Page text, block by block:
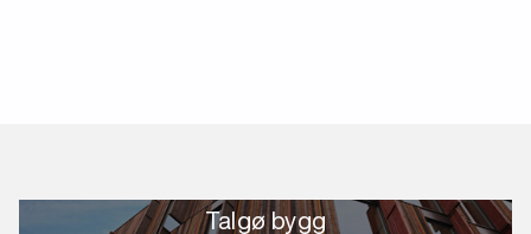
Talgø bygg